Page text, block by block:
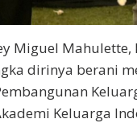
Miguel Mahulette,
dirinya berani
Keluarga